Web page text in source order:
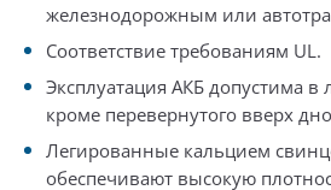
железнодорожным или
Соответствие требованиям UL.
Эксплуатация АКБ допустима
кроме перевернутого вверх
Легированные кальцием
обеспечивают высокую